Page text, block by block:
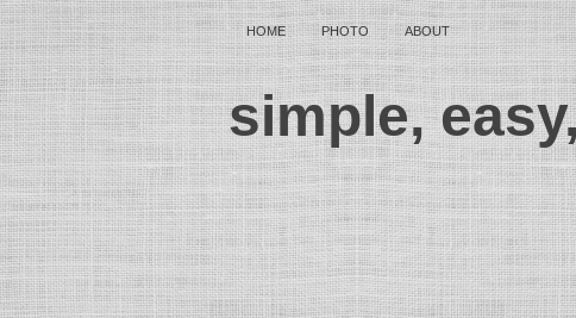
HOME PHOTO ABOUT
simple,